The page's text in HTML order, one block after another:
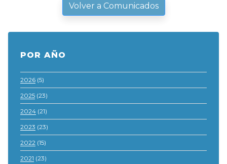
Volver a Comunicados
POR AÑO
2026 (5)
2025 (23)
2024 (21)
2023 (23)
2022 (15)
2021 (23)